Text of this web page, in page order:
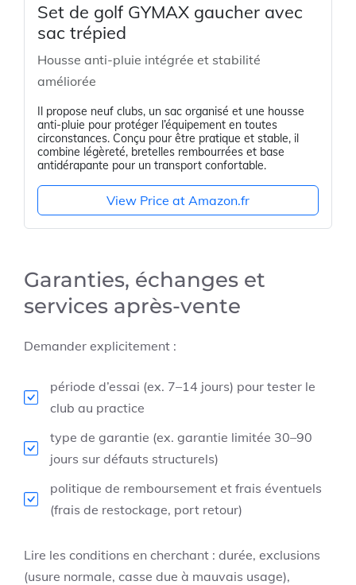
Set de golf GYMAX gaucher avec
sac trépied
Housse anti-pluie intégrée et stabilité
améliorée
Il propose neuf clubs, un sac organisé et une housse
anti-pluie pour protéger l’équipement en toutes
circonstances. Conçu pour être pratique et stable, il
combine légèreté, bretelles rembourrées et base
antidérapante pour un transport confortable.
View Price at Amazon.fr
Garanties, échanges et
services après-vente
Demander explicitement :
période d’essai (ex. 7–14 jours) pour tester le
club au practice
type de garantie (ex. garantie limitée 30–90
jours sur défauts structurels)
politique de remboursement et frais éventuels
(frais de restockage, port retour)
Lire les conditions en cherchant : durée, exclusions
(usure normale, casse due à mauvais usage),